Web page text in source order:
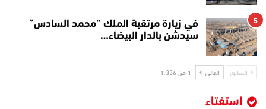
5
في زيارة مرتقبة الملك “محمد السادس”
سيدشن بالدار البيضاء…
السابق التالي 1 من 1٬336
استفتاء